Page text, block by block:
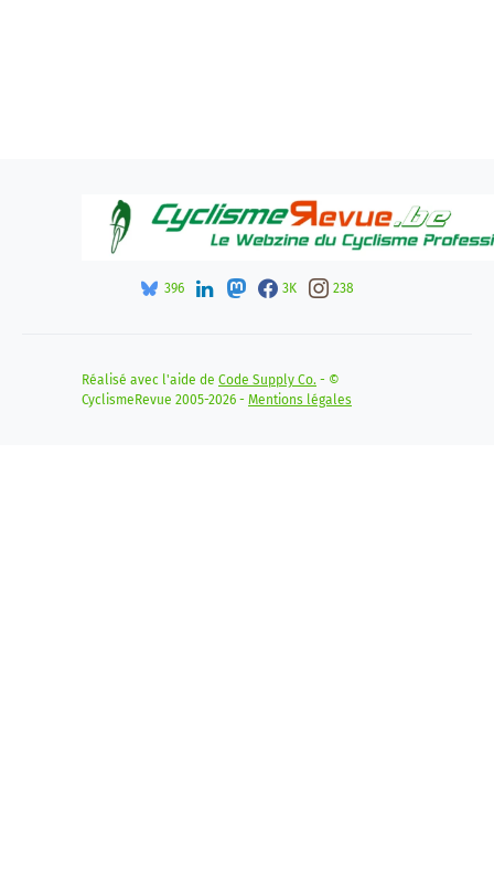
396 3K 238
Réalisé avec l'aide de Code Supply Co. - ©
CyclismeRevue 2005-2026 - Mentions légales